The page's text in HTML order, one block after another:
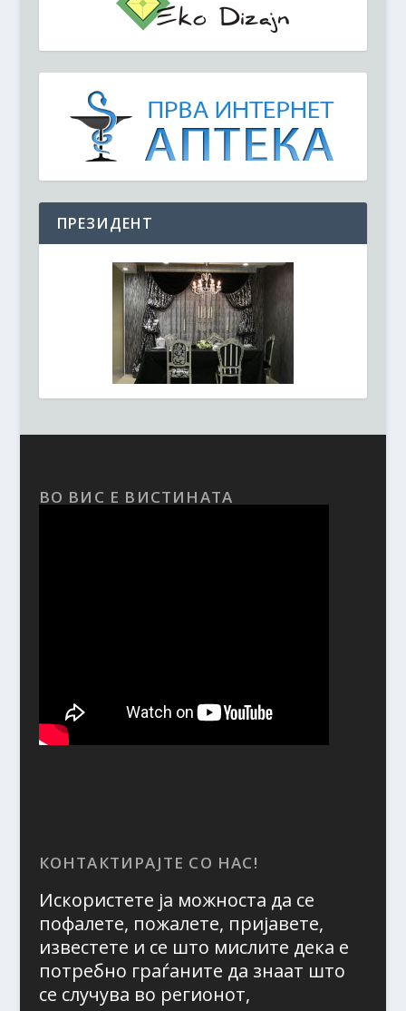
ПРЕЗИДЕНТ
ВО ВИС Е ВИСТИНАТА
КОНТАКТИРАЈТЕ СО НАС!
Искористете ја можноста да се
пофалете, пожалете, пријавете,
известете и се што мислите дека е
потребно граѓаните да знаат што
се случува во регионот,